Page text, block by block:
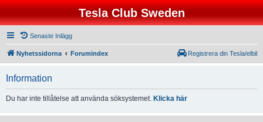
Tesla Club Sweden
Senaste Inlägg
Nyhetssidorna Forumindex Registrera din Tesla/elbil
Information
Du har inte tillåtelse att använda söksystemet. Klicka här